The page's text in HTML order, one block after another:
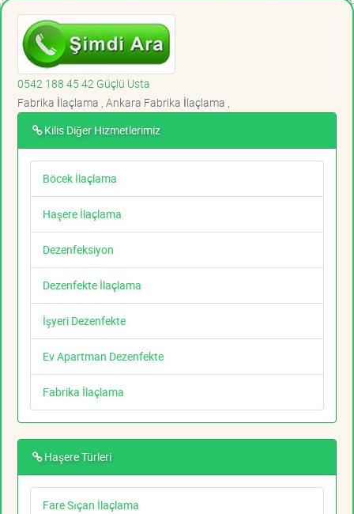
0542 188 45 42 Güçlü Usta
Fabrika İlaçlama , Ankara Fabrika İlaçlama ,
Kilis Diğer Hizmetlerimiz
Böcek İlaçlama
Haşere İlaçlama
Dezenfeksiyon
Dezenfekte İlaçlama
İşyeri Dezenfekte
Ev Apartman Dezenfekte
Fabrika İlaçlama
Haşere Türleri
Fare Sıçan İlaçlama